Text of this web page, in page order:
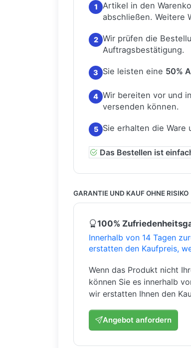
1
Artikel in den
abschließen. Weitere
2 Wir prüfen die
Auftragsbestätigung.
3 Sie leisten eine 50%
4 Wir bereiten vor und
versenden können.
5 Sie erhalten die Ware
Das Bestellen ist
GARANTIE UND KAUF OHNE RISIKO
100%
Innerhalb von 14 Tagen
erstatten den Kaufpreis,
Wenn das Produkt nicht
können Sie es innerhalb
wir erstatten Ihnen den
Angebot anfordern